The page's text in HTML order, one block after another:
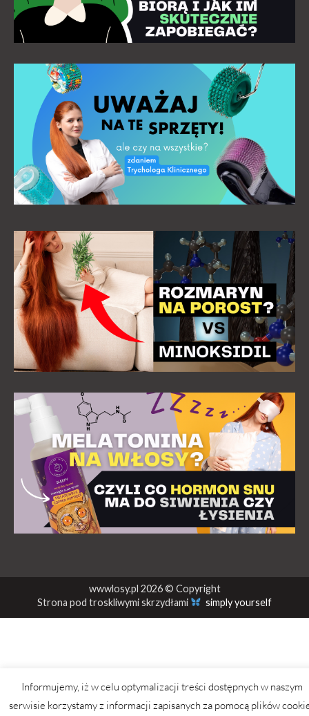
wwwlosy.pl 2026 © Copyright
Strona pod troskliwymi skrzydłami
simply yourself
Informujemy, iż w celu optymalizacji treści dostępnych w naszym
serwisie korzystamy z informacji zapisanych za pomocą plików